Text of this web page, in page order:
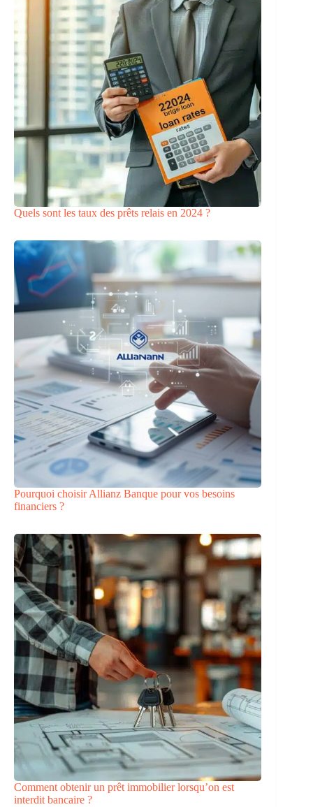
Quels sont les taux des prêts relais en 2024 ?
Pourquoi choisir Allianz Banque pour vos besoins
financiers ?
Comment obtenir un prêt immobilier lorsqu’on est
interdit bancaire ?